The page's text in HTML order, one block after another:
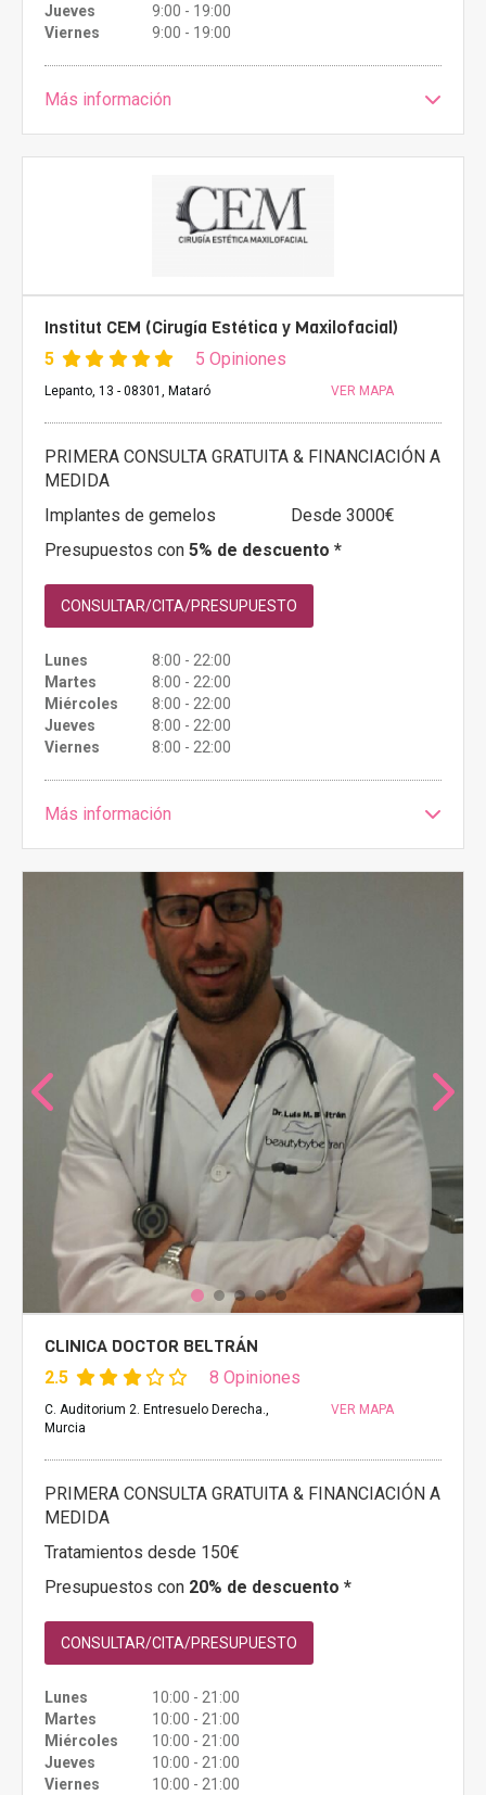
Jueves
9:00 - 19:00
Viernes
9:00 - 19:00
Más información
Institut CEM (Cirugía Estética y Maxilofacial)
5 5 Opiniones
Lepanto, 13 - 08301, Mataró VER MAPA
PRIMERA CONSULTA GRATUITA & FINANCIACIÓN A
MEDIDA
Implantes de gemelos
Desde 3000€
Presupuestos con 5% de descuento *
CONSULTAR/CITA/PRESUPUESTO
Lunes
8:00 - 22:00
Martes
8:00 - 22:00
Miércoles
8:00 - 22:00
Jueves
8:00 - 22:00
Viernes
8:00 - 22:00
Más información
CLINICA DOCTOR BELTRÁN
2.5 8 Opiniones
C. Auditorium 2. Entresuelo Derecha.,
Murcia
VER MAPA
PRIMERA CONSULTA GRATUITA & FINANCIACIÓN A
MEDIDA
Tratamientos desde 150€
Presupuestos con 20% de descuento *
CONSULTAR/CITA/PRESUPUESTO
Lunes
10:00 - 21:00
Martes
10:00 - 21:00
Miércoles
10:00 - 21:00
Jueves
10:00 - 21:00
Viernes
10:00 - 21:00